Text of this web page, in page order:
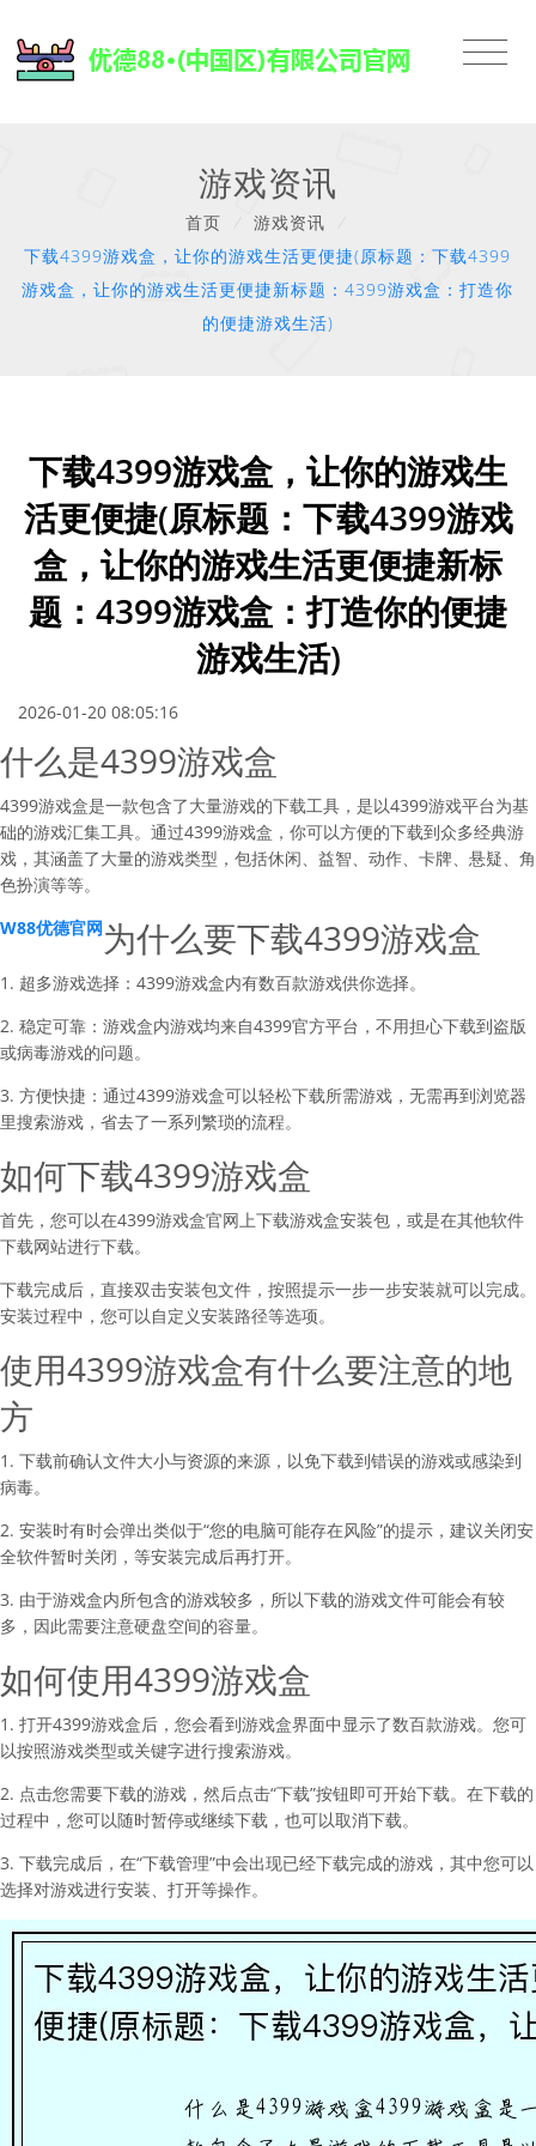
游戏资讯
首页 游戏资讯
下载4399游戏盒，让你的游戏生活更便捷(原标题：下载4399
游戏盒，让你的游戏生活更便捷新标题：4399游戏盒：打造你
的便捷游戏生活)
下载4399游戏盒，让你的游戏生
活更便捷(原标题：下载4399游戏
盒，让你的游戏生活更便捷新标
题：4399游戏盒：打造你的便捷
游戏生活)
2026-01-20 08:05:16
什么是4399游戏盒
4399游戏盒是一款包含了大量游戏的下载工具，是以4399游戏平台为基
础的游戏汇集工具。通过4399游戏盒，你可以方便的下载到众多经典游
戏，其涵盖了大量的游戏类型，包括休闲、益智、动作、卡牌、悬疑、角
色扮演等等。
W88优德官网为什么要下载4399游戏盒
1. 超多游戏选择：4399游戏盒内有数百款游戏供你选择。
2. 稳定可靠：游戏盒内游戏均来自4399官方平台，不用担心下载到盗版
或病毒游戏的问题。
3. 方便快捷：通过4399游戏盒可以轻松下载所需游戏，无需再到浏览器
里搜索游戏，省去了一系列繁琐的流程。
如何下载4399游戏盒
首先，您可以在4399游戏盒官网上下载游戏盒安装包，或是在其他软件
下载网站进行下载。
下载完成后，直接双击安装包文件，按照提示一步一步安装就可以完成。
安装过程中，您可以自定义安装路径等选项。
使用4399游戏盒有什么要注意的地
方
1. 下载前确认文件大小与资源的来源，以免下载到错误的游戏或感染到
病毒。
2. 安装时有时会弹出类似于“您的电脑可能存在风险”的提示，建议关闭安
全软件暂时关闭，等安装完成后再打开。
3. 由于游戏盒内所包含的游戏较多，所以下载的游戏文件可能会有较
多，因此需要注意硬盘空间的容量。
如何使用4399游戏盒
1. 打开4399游戏盒后，您会看到游戏盒界面中显示了数百款游戏。您可
以按照游戏类型或关键字进行搜索游戏。
2. 点击您需要下载的游戏，然后点击“下载”按钮即可开始下载。在下载的
过程中，您可以随时暂停或继续下载，也可以取消下载。
3. 下载完成后，在“下载管理”中会出现已经下载完成的游戏，其中您可以
选择对游戏进行安装、打开等操作。